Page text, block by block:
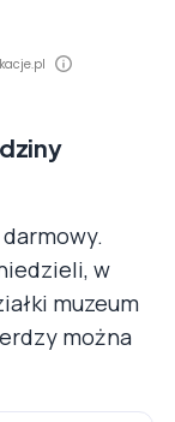
w
muzeum
można